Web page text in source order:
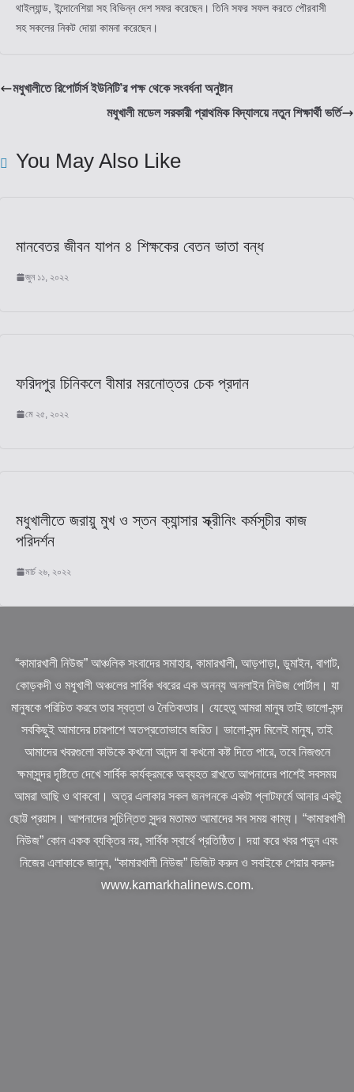
থাইল্যান্ড, ইন্দোনেশিয়া সহ বিভিন্ন দেশ সফর করেছেন। তিনি সফর সফল করতে পৌরবাসী
সহ সকলের নিকট দোয়া কামনা করেছেন।
মধুখালীতে রিপোর্টার্স ইউনিটি’র পক্ষ থেকে সংবর্ধনা অনুষ্টান
মধুখালী মডেল সরকারী প্রাথমিক বিদ্যালয়ে নতুন শিক্ষার্থী ভর্তি
You May Also Like
মানবেতর জীবন যাপন ৪ শিক্ষকের বেতন ভাতা বন্ধ
জুন ১১, ২০২২
ফরিদপুর চিনিকলে বীমার মরনোত্তর চেক প্রদান
মে ২৫, ২০২২
মধুখালীতে জরায়ু মুখ ও স্তন ক্যান্সার স্ক্রীনিং কর্মসূচীর কাজ
পরিদর্শন
মার্চ ২৬, ২০২২
“কামারখালী নিউজ” আঞ্চলিক সংবাদের সমাহার, কামারখালী, আড়পাড়া, ডুমাইন, বাগাট,
কোড়কদী ও মধুখালী অঞ্চলের সার্বিক খবরের এক অনন্য অনলাইন নিউজ পোর্টাল। যা
মানুষকে পরিচিত করবে তার স্বত্তা ও নৈতিকতার। যেহেতু আমরা মানুষ তাই ভালো-মন্দ
সবকিছুই আমাদের চারপাশে অতপ্রতোভাবে জরিত। ভালো-মন্দ মিলেই মানুষ, তাই
আমাদের খবরগুলো কাউকে কখনো আনন্দ বা কখনো কষ্ট দিতে পারে, তবে নিজগুনে
ক্ষমাসুন্দর দৃষ্টিতে দেখে সার্বিক কার্যক্রমকে অব্যহত রাখতে আপনাদের পাশেই সবসময়
আমরা আছি ও থাকবো। অত্র এলাকার সকল জনগনকে একটা প্লাটফর্মে আনার একটু
ছোট্ট প্রয়াস। আপনাদের সুচিন্তিত সুন্দর মতামত আমাদের সব সময় কাম্য। “কামারখালী
নিউজ” কোন একক ব্যক্তির নয়, সার্বিক স্বার্থে প্রতিষ্ঠিত। দয়া করে খবর পড়ুন এবং
নিজের এলাকাকে জানুন, “কামারখালী নিউজ” ভিজিট করুন ও সবাইকে শেয়ার করুনঃ
www.kamarkhalinews.com.